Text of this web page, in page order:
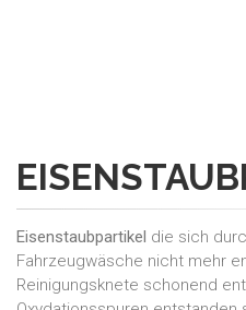
Eisenstaubpartikel die sich
Fahrzeugwäsche nicht mehr
Reinigungsknete schonend